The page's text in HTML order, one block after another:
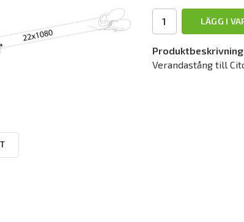
LÄGG I
Verandastång till